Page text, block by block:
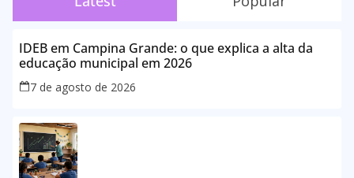
IDEB em Campina Grande: o que explica a alta da
educação municipal em 2026
7 de agosto de 2026